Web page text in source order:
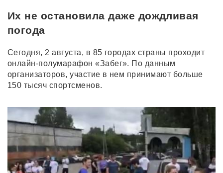
Их не остановила даже дождливая
погода
Сегодня, 2 августа, в 85 городах страны проходит
онлайн-полумарафон «Забег». По данным
организаторов, участие в нем принимают больше
150 тысяч спортсменов.